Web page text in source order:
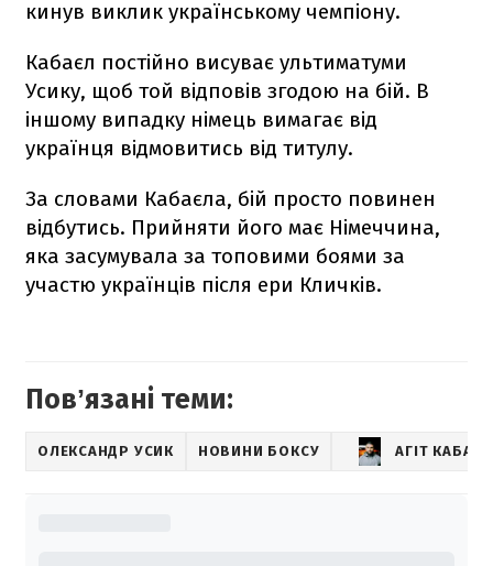
кинув виклик українському чемпіону.
Кабаєл постійно висуває ультиматуми
Усику, щоб той відповів згодою на бій. В
іншому випадку німець вимагає від
українця відмовитись від титулу.
За словами Кабаєла, бій просто повинен
відбутись. Прийняти його має Німеччина,
яка засумувала за топовими боями за
участю українців після ери Кличків.
Повʼязані теми:
ОЛЕКСАНДР УСИК НОВИНИ БОКСУ АГІТ КАБАЄЛ